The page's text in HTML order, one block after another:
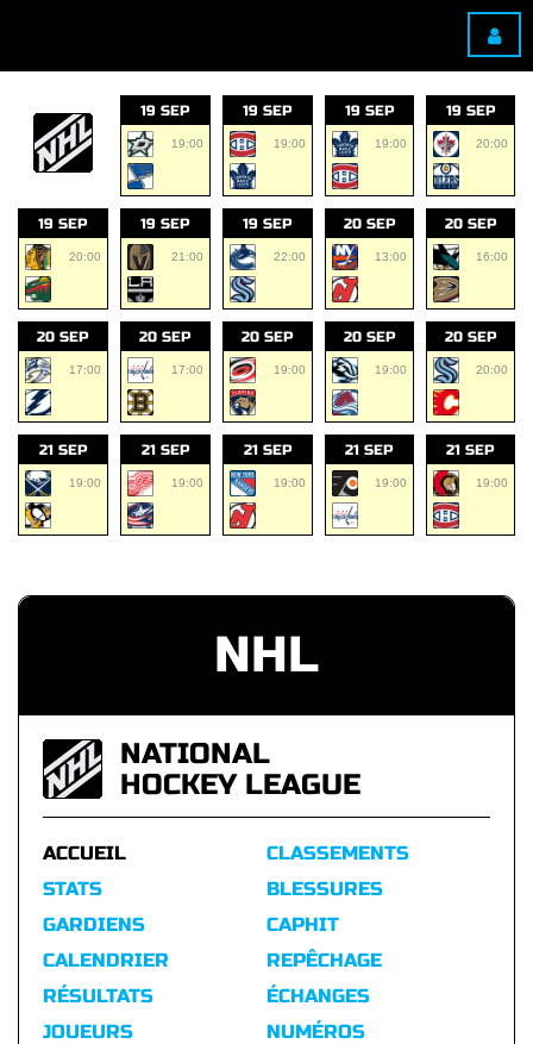
19 SEP
19:00
19 SEP
19:00
19 SEP
19:00
19 SEP
20:00
19 SEP
20:00
19 SEP
21:00
19 SEP
22:00
20 SEP
13:00
20 SEP
16:00
20 SEP
17:00
20 SEP
17:00
20 SEP
19:00
20 SEP
19:00
20 SEP
20:00
21 SEP
19:00
21 SEP
19:00
21 SEP
19:00
21 SEP
19:00
21 SEP
19:00
NHL
NATIONAL
HOCKEY LEAGUE
ACCUEIL
STATS
GARDIENS
CALENDRIER
RÉSULTATS
CLASSEMENTS
BLESSURES
CAPHIT
REPÊCHAGE
ÉCHANGES
JOUEURS
NUMÉROS